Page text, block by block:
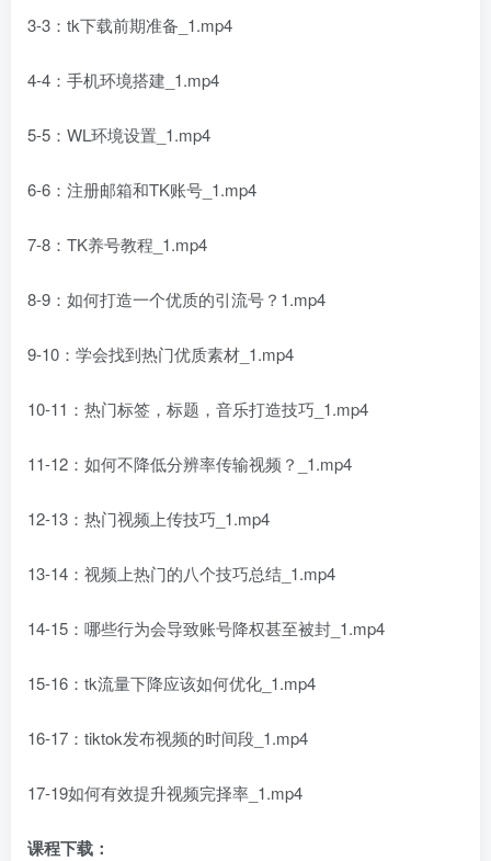
3-3：tk下载前期准备_1.mp4
4-4：手机环境搭建_1.mp4
5-5：WL环境设置_1.mp4
6-6：注册邮箱和TK账号_1.mp4
7-8：TK养号教程_1.mp4
8-9：如何打造一个优质的引流号？1.mp4
9-10：学会找到热门优质素材_1.mp4
10-11：热门标签，标题，音乐打造技巧_1.mp4
11-12：如何不降低分辨率传输视频？_1.mp4
12-13：热门视频上传技巧_1.mp4
13-14：视频上热门的八个技巧总结_1.mp4
14-15：哪些行为会导致账号降权甚至被封_1.mp4
15-16：tk流量下降应该如何优化_1.mp4
16-17：tiktok发布视频的时间段_1.mp4
17-19如何有效提升视频完择率_1.mp4
课程下载：